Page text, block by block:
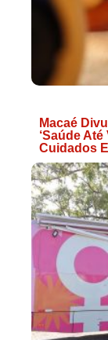
Macaé
‘Saúde
Cuidados